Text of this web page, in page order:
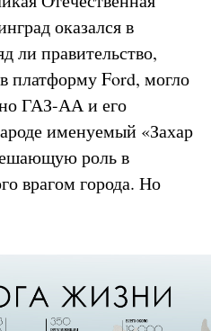
оказался в
ли правительство,
платформу Ford, могло
ГАЗ-АА и его
именуемый «Захар
роль в
врагом города. Но